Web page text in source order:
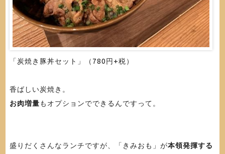
「炭焼き豚丼セット」（780円+税）
香ばしい炭焼き。
お肉増量もオプションでできるんですって。
盛りだくさんなランチですが、「きみおも」が本領発揮する